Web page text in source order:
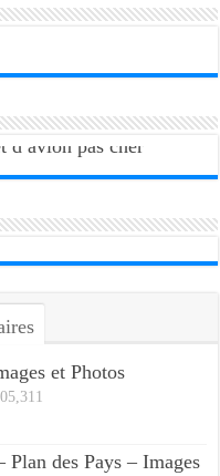
et Photos
Plan des Pays – Images